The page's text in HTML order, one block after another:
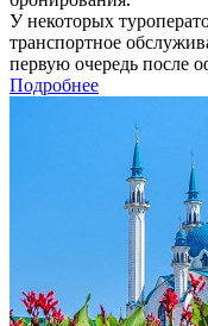
У некоторых
транспортное
первую очередь после
Подробнее